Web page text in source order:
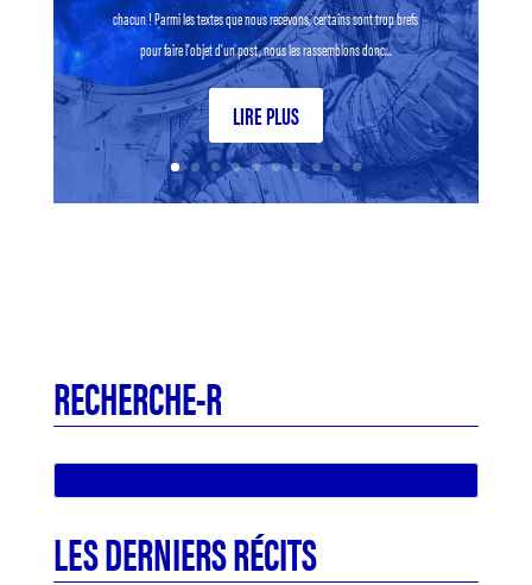
chacun ! Parmi les textes que nous recevons, certains sont trop brefs
pour faire l’objet d’un post, nous les rassemblons donc...
LIRE PLUS
RECHERCHE-R
LES DERNIERS RÉCITS